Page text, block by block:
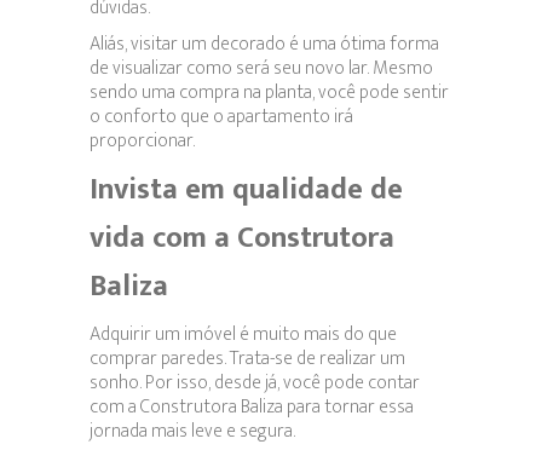
dúvidas.
Aliás, visitar um decorado é uma ótima forma
de visualizar como será seu novo lar. Mesmo
sendo uma compra na planta, você pode sentir
o conforto que o apartamento irá
proporcionar.
Invista em qualidade de
vida com a Construtora
Baliza
Adquirir um imóvel é muito mais do que
comprar paredes. Trata-se de realizar um
sonho. Por isso, desde já, você pode contar
com a Construtora Baliza para tornar essa
jornada mais leve e segura.